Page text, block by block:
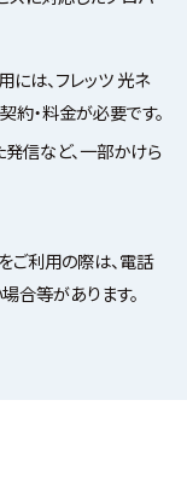
には、フレッツ 光ネ
約・料金が必要です。
信など、一部かけら
ご利用の際は、電話
合等があります。